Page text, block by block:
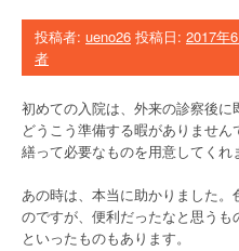
投稿者: ueno26 投稿日: 2017年
者
初めての入院は、外来の診察後
どうこう準備する暇がありませ
繕って必要なものを用意してくれ
あの時は、本当に助かりました
のですが、便利だったなと思う
といったものもあります。